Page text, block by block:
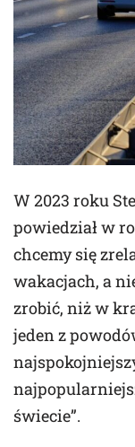
W 2023 roku
powiedział w
chcemy się
wakacjach, a
zrobić, niż w
jeden z
świecie”.